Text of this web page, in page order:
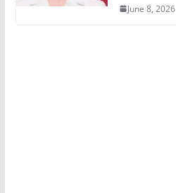
June 8, 2026